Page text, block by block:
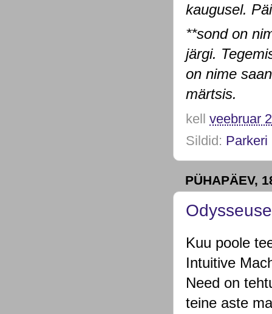
kaugusel.
**sond on
järgi.
on nime
märtsis.
kell veebruar
Sildid: Parkeri
PÜHAPÄEV,
Kuu poole
Intuitive
Need on
teine aste